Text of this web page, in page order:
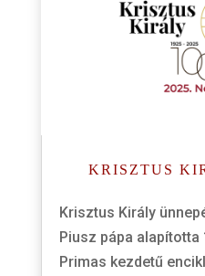
KRISZTUS
Krisztus Király
Piusz pápa alapította
Primas kezdetű